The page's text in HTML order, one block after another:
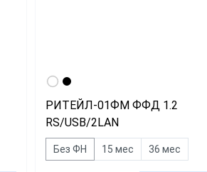
РИТЕЙЛ-01ФМ ФФД 1.2
RS/USB/2LAN
Без ФН 15 мес 36 мес